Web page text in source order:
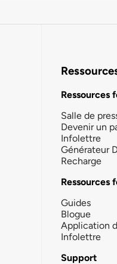
Ressources
Salle de
Devenir un
Infolettre
Générateur
Recharge
Ressources
Guides
Blogue
Application
Infolettre
Support